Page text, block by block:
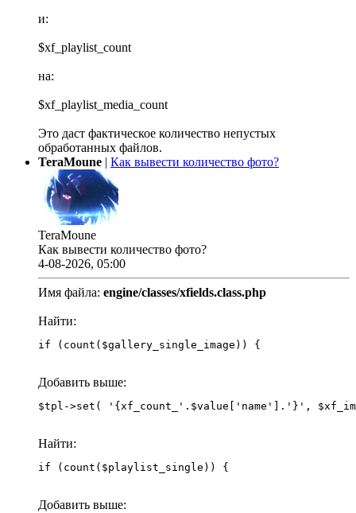
и:
$xf_playlist_count
на:
$xf_playlist_media_count
Это даст фактическое количество непустых
обработанных файлов.
TeraMoune | Как вывести количество фото?
TeraMoune
Как вывести количество фото?
4-08-2026, 05:00
Имя файла: engine/classes/xfields.class.php
Найти:
if (count($gallery_single_image)) {
Добавить выше:
Найти:
if (count($playlist_single)) {
Добавить выше: